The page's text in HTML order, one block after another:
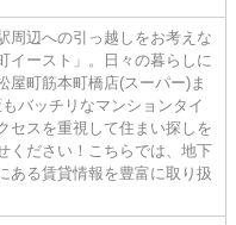
周辺への引っ越しをお考えな
イースト」。日々の暮らしに
屋町筋本町橋店(スーパー)ま
バッチリなマンションタイ
セスを重視して住まい探しを
ください！こちらでは、地下
ある賃貸情報を豊富に取り扱